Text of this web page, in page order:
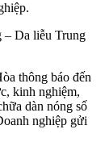
– Da liễu Trung
thông báo đến
kinh nghiệm,
dàn nóng số
nghiệp gửi